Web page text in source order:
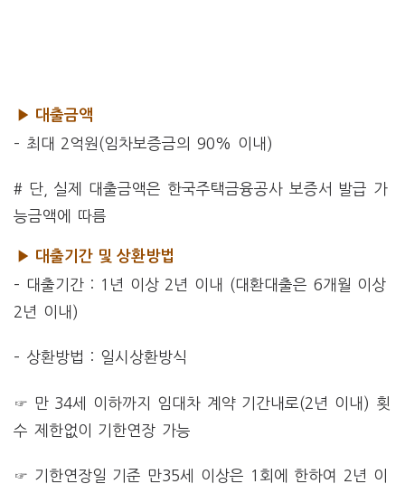
▶ 대출금액
– 최대 2억원(임차보증금의 90% 이내)
# 단, 실제 대출금액은 한국주택금융공사 보증서 발급 가
능금액에 따름
▶ 대출기간 및 상환방법
– 대출기간 : 1년 이상 2년 이내 (대환대출은 6개월 이상
2년 이내)
– 상환방법 : 일시상환방식
☞ 만 34세 이하까지 임대차 계약 기간내로(2년 이내) 횟
수 제한없이 기한연장 가능
☞ 기한연장일 기준 만35세 이상은 1회에 한하여 2년 이